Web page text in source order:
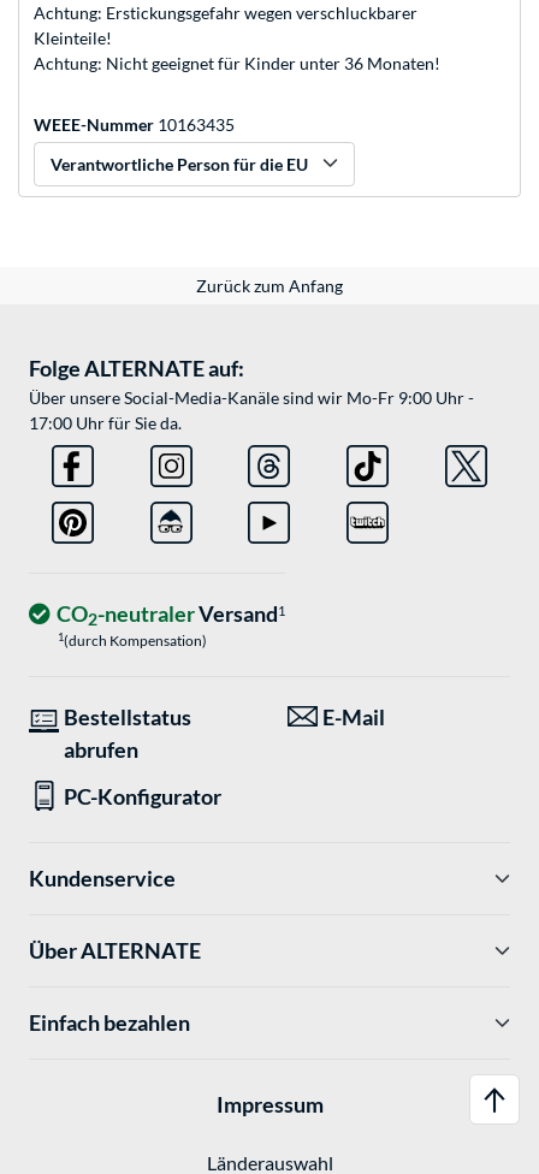
Achtung: Erstickungsgefahr wegen verschluckbarer
Kleinteile!
Achtung: Nicht geeignet für Kinder unter 36 Monaten!
WEEE-Nummer 10163435
Verantwortliche Person für die EU
Zurück zum Anfang
Folge ALTERNATE auf:
Über unsere Social-Media-Kanäle sind wir Mo-Fr 9:00 Uhr -
17:00 Uhr für Sie da.
CO2-neutralerVersand1
1(durch Kompensation)
Bestellstatus
abrufen
E-Mail
PC-Konfigurator
Kundenservice
Über ALTERNATE
Einfach bezahlen
Impressum
Länderauswahl